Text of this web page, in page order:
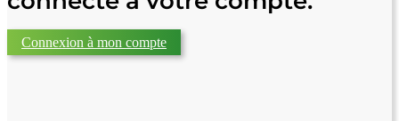
Connexion à mon compte